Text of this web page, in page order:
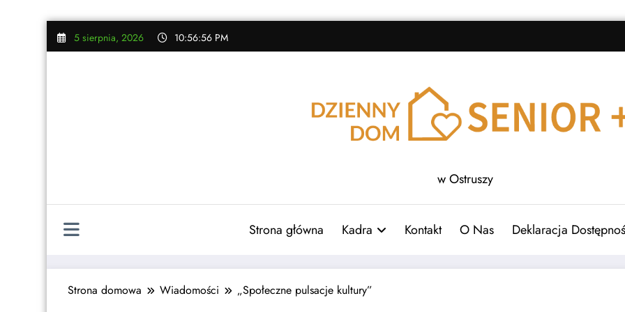
Skip
5 sierpnia, 2026 10:56:57 PM
w Ostruszy
Strona główna Kadra Kontakt O Nas Deklaracja
Strona domowa Wiadomości „Społeczne pulsacje kultury”